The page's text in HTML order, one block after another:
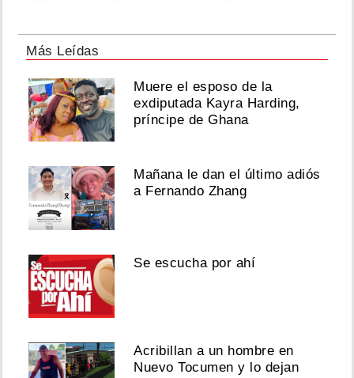
Más Leídas
Muere el esposo de la
exdiputada Kayra Harding,
príncipe de Ghana
Mañana le dan el último adiós
a Fernando Zhang
Se escucha por ahí
Acribillan a un hombre en
Nuevo Tocumen y lo dejan